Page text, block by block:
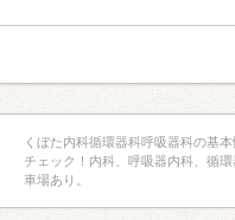
くぼた内科循環器科呼吸器科の基
チェック！内科、呼吸器内科、循
車場あり。